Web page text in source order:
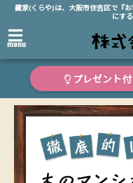
藏家(くらや)は、大阪市住吉区で『
にす
menu
プレゼント付